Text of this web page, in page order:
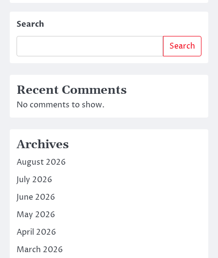
Search
Search
Recent Comments
No comments to show.
Archives
August 2026
July 2026
June 2026
May 2026
April 2026
March 2026